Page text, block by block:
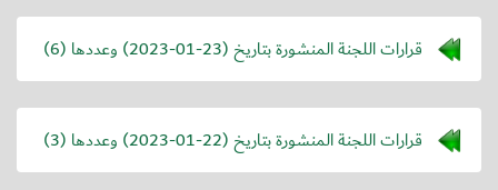
قرارات اللجنة المنشورة بتاريخ (2023-01-23) وعددها (6)
قرارات اللجنة المنشورة بتاريخ (2023-01-22) وعددها (3)